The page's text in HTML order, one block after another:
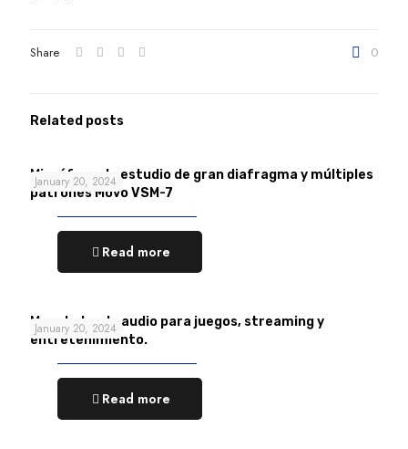
Share 0
Related posts
January 20, 2024
Micrófono de estudio de gran diafragma y múltiples
patrones Movo VSM-7
Read more
January 20, 2024
Mezclador de audio para juegos, streaming y
entretenimiento.
Read more